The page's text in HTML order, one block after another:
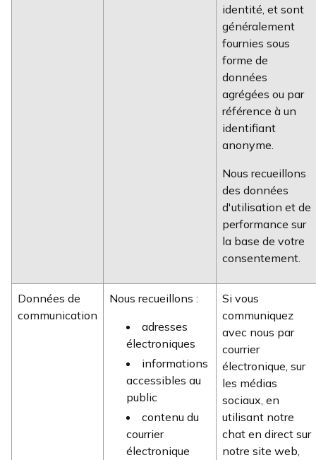
identité, et sont
généralement
fournies sous
forme de
données
agrégées ou par
référence à un
identifiant
anonyme.
Nous recueillons
des données
d'utilisation et de
performance sur
la base de votre
consentement.
Données de
communication
Nous recueillons :
adresses
électroniques
informations
accessibles au
public
contenu du
courrier
électronique
Si vous
communiquez
avec nous par
courrier
électronique, sur
les médias
sociaux, en
utilisant notre
chat en direct sur
notre site web,